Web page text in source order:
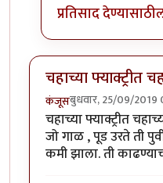
प्रतिसाद देण्यासाठी
चहाच्या फ्याक्ट्रीत
कंजूसबुधवार, 25/09/2019
चहाच्या फ्याक्ट्रीत
जो गाळ , पूड उरते ती
कमी झाला. ती